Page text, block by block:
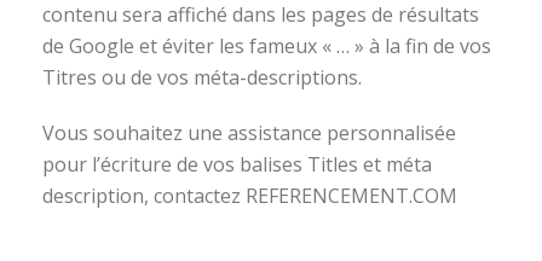
contenu sera affiché dans les pages de résultats
de Google et éviter les fameux « … » à la fin de vos
Titres ou de vos méta-descriptions.
Vous souhaitez une assistance personnalisée
pour l’écriture de vos balises Titles et méta
description, contactez REFERENCEMENT.COM